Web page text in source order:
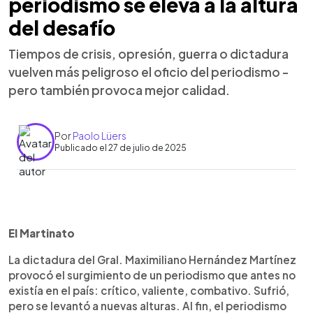
del desafío
Tiempos de crisis, opresión, guerra o dictadura
vuelven más peligroso el oficio del periodismo -
pero también provoca mejor calidad.
PorPaolo Lüers
Publicado el 27 de julio de 2025
► Escuchar artículo
El Martinato
La dictadura del Gral. Maximiliano Hernández Martínez
provocó el surgimiento de un periodismo que antes no
existía en el país: crítico, valiente, combativo. Sufrió,
pero se levantó a nuevas alturas. Al fin, el periodismo